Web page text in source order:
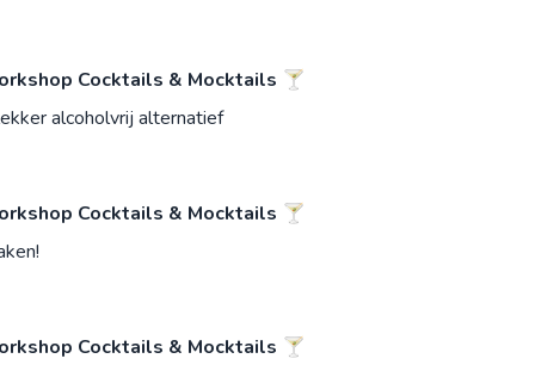
Cocktails & Mocktails 🍸
alcoholvrij alternatief
Cocktails & Mocktails 🍸
Cocktails & Mocktails 🍸